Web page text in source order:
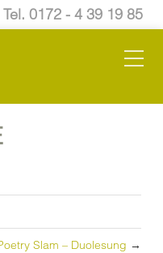
0172 - 4 39 19 85
Slam – Duolesung →